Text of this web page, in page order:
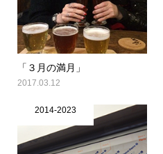
「３月の満月」
2017.03.12
2014-2023